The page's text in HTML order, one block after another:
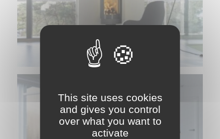
This site uses cookies
and gives you control
over what you want to
activate